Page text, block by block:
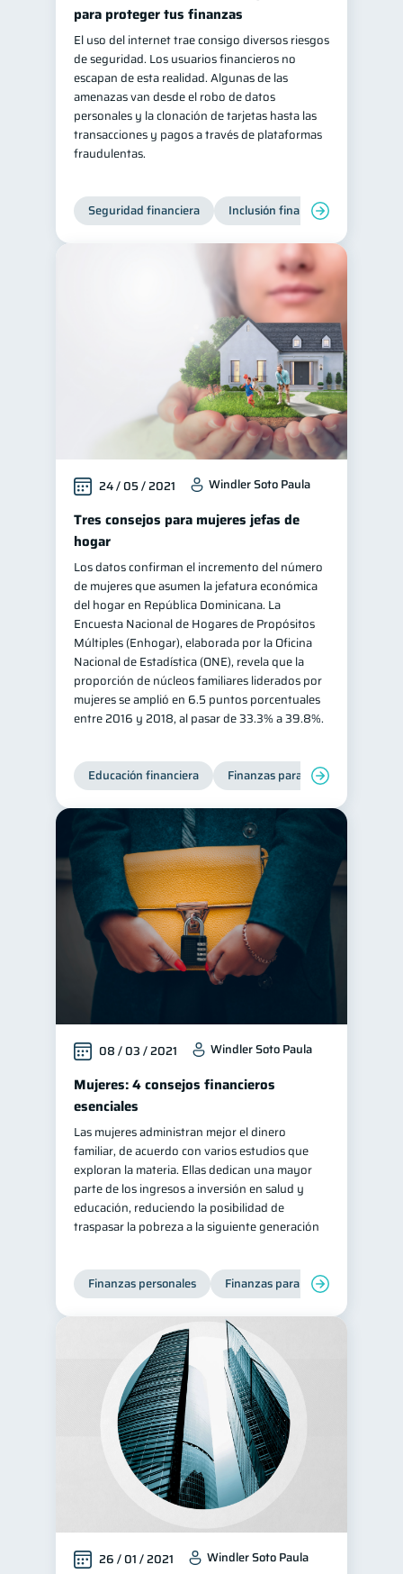
para proteger tus finanzas
El uso del internet trae consigo diversos riesgos
de seguridad. Los usuarios financieros no
escapan de esta realidad. Algunas de las
amenazas van desde el robo de datos
personales y la clonación de tarjetas hasta las
transacciones y pagos a través de plataformas
fraudulentas.
Seguridad financiera Inclusión financiera
24 / 05 / 2021 Windler Soto Paula
Tres consejos para mujeres jefas de
hogar
Los datos confirman el incremento del número
de mujeres que asumen la jefatura económica
del hogar en República Dominicana. La
Encuesta Nacional de Hogares de Propósitos
Múltiples (Enhogar), elaborada por la Oficina
Nacional de Estadística (ONE), revela que la
proporción de núcleos familiares liderados por
mujeres se amplió en 6.5 puntos porcentuales
entre 2016 y 2018, al pasar de 33.3% a 39.8%.
Educación financiera Finanzas para mujeres
08 / 03 / 2021 Windler Soto Paula
Mujeres: 4 consejos financieros
esenciales
Las mujeres administran mejor el dinero
familiar, de acuerdo con varios estudios que
exploran la materia. Ellas dedican una mayor
parte de los ingresos a inversión en salud y
educación, reduciendo la posibilidad de
traspasar la pobreza a la siguiente generación
Finanzas personales Finanzas para mujeres
26 / 01 / 2021 Windler Soto Paula